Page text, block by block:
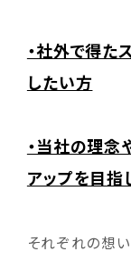
・社外で得た
したい方
・当社の理念
アップを目指
それぞれの想い